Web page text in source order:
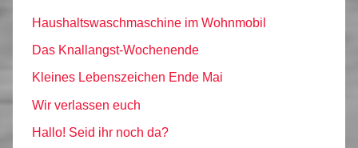
Haushaltswaschmaschine im Wohnmobil
Das Knallangst-Wochenende
Kleines Lebenszeichen Ende Mai
Wir verlassen euch
Hallo! Seid ihr noch da?